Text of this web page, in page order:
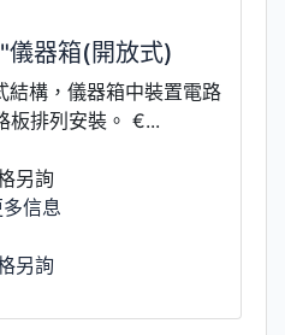
儀器箱(開放式)
構，儀器箱中裝置電路
板排列安裝。 €...
另詢
多信息
另詢